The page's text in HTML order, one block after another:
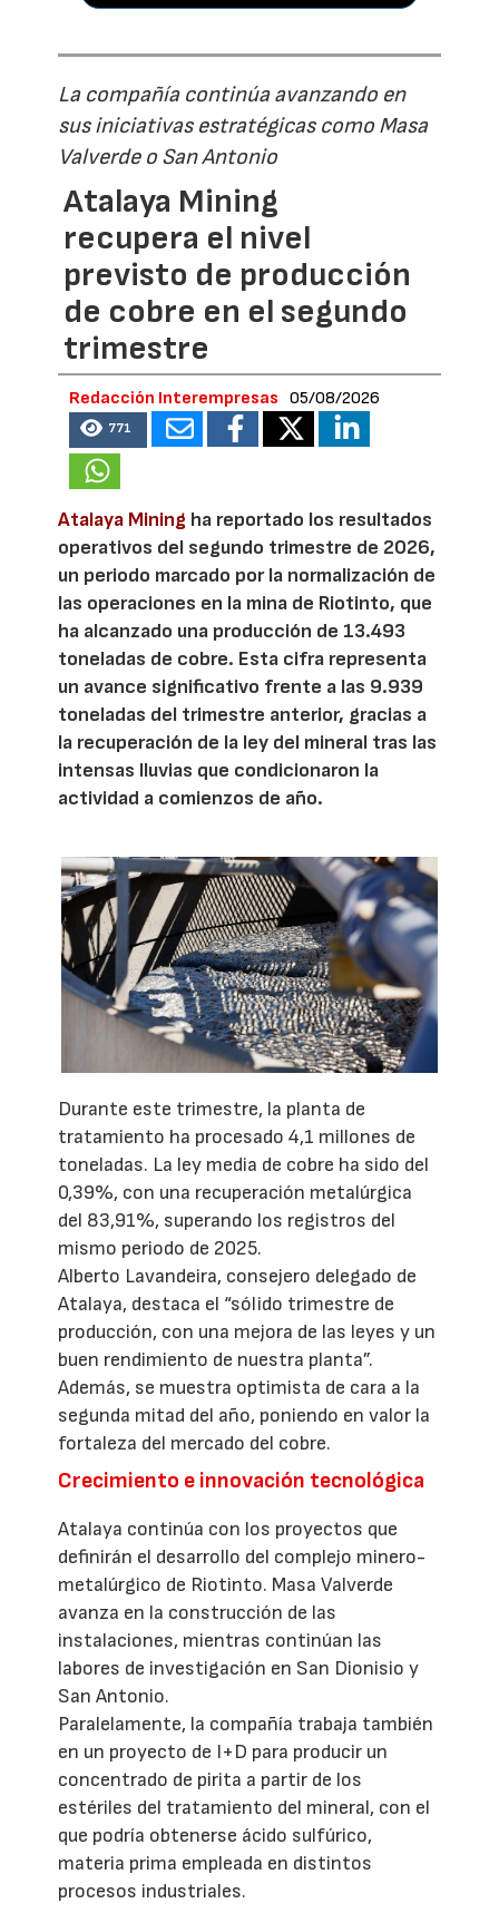
La compañía continúa avanzando en
sus iniciativas estratégicas como Masa
Valverde o San Antonio
Atalaya Mining
recupera el nivel
previsto de producción
de cobre en el segundo
trimestre
Redacción Interempresas 05/08/2026
771
Atalaya Mining ha reportado los resultados
operativos del segundo trimestre de 2026,
un periodo marcado por la normalización de
las operaciones en la mina de Riotinto, que
ha alcanzado una producción de 13.493
toneladas de cobre. Esta cifra representa
un avance significativo frente a las 9.939
toneladas del trimestre anterior, gracias a
la recuperación de la ley del mineral tras las
intensas lluvias que condicionaron la
actividad a comienzos de año.
Durante este trimestre, la planta de
tratamiento ha procesado 4,1 millones de
toneladas. La ley media de cobre ha sido del
0,39%, con una recuperación metalúrgica
del 83,91%, superando los registros del
mismo periodo de 2025.
Alberto Lavandeira, consejero delegado de
Atalaya, destaca el “sólido trimestre de
producción, con una mejora de las leyes y un
buen rendimiento de nuestra planta”.
Además, se muestra optimista de cara a la
segunda mitad del año, poniendo en valor la
fortaleza del mercado del cobre.
Crecimiento e innovación tecnológica
Atalaya continúa con los proyectos que
definirán el desarrollo del complejo minero-
metalúrgico de Riotinto. Masa Valverde
avanza en la construcción de las
instalaciones, mientras continúan las
labores de investigación en San Dionisio y
San Antonio.
Paralelamente, la compañía trabaja también
en un proyecto de I+D para producir un
concentrado de pirita a partir de los
estériles del tratamiento del mineral, con el
que podría obtenerse ácido sulfúrico,
materia prima empleada en distintos
procesos industriales.